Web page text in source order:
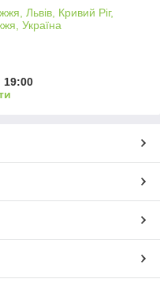
Львів, Кривий Ріг,
Україна
19:00